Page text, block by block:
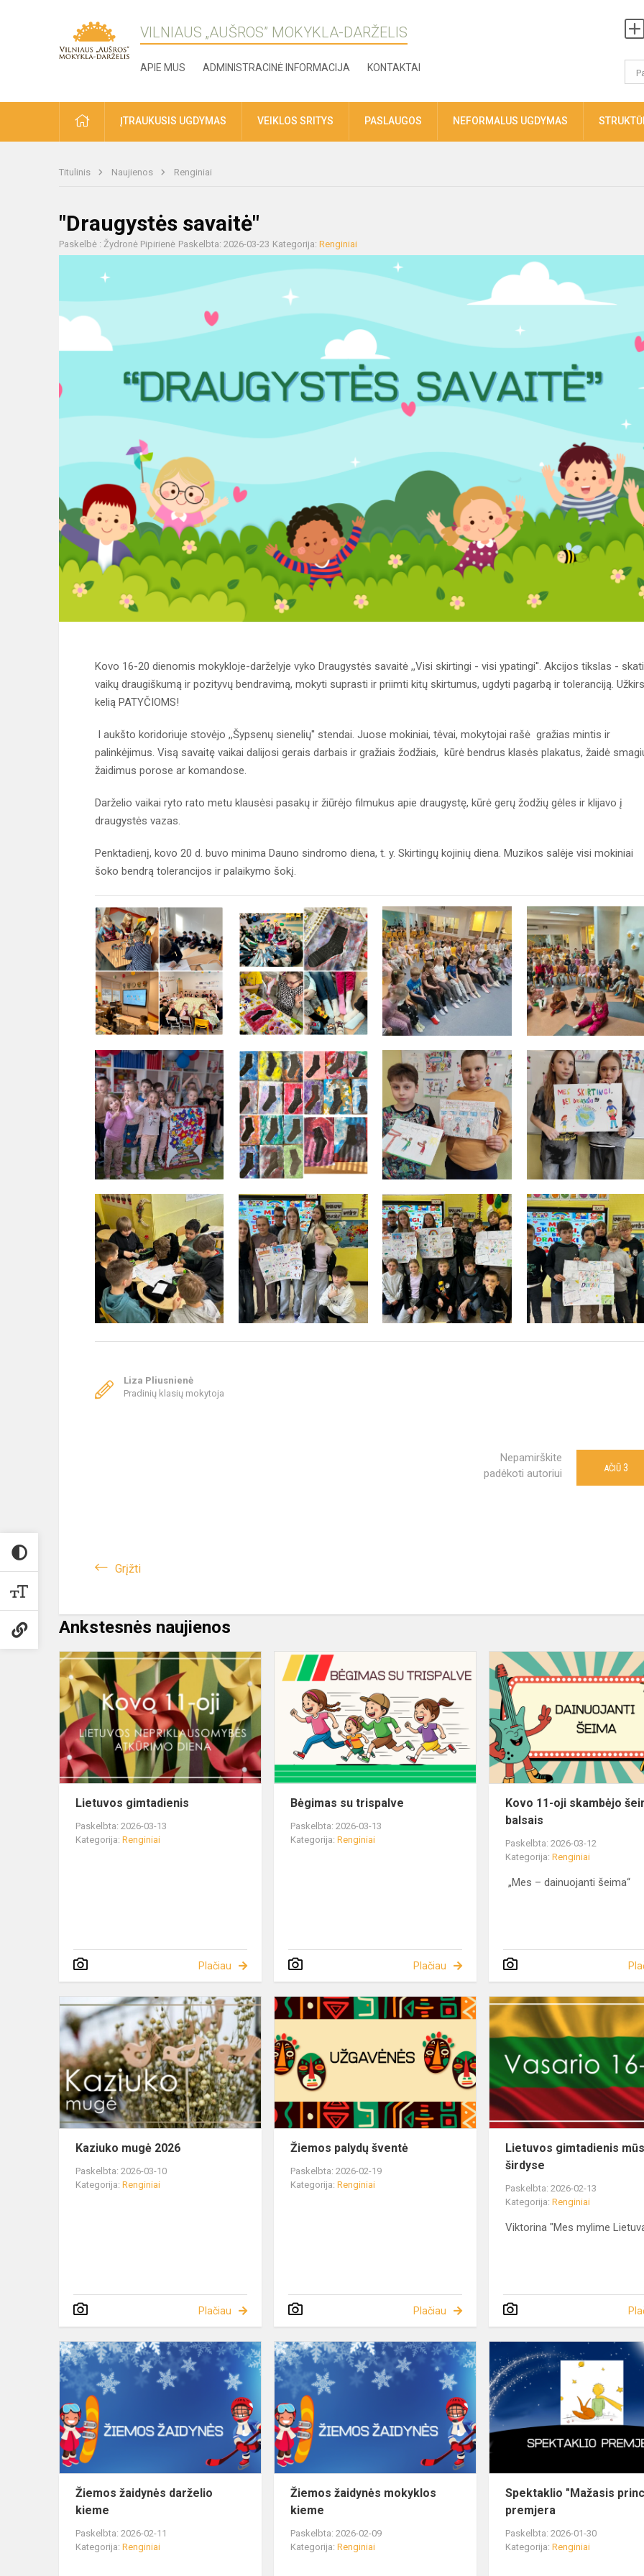
VILNIAUS „AUŠROS” MOKYKLA-DARŽELIS
APIE MUS ADMINISTRACINĖ INFORMACIJA KONTAKTAI
ĮTRAUKUSIS UGDYMAS VEIKLOS SRITYS PASLAUGOS NEFORMALUS UGDYMAS
Titulinis Naujienos Renginiai
"Draugystės savaitė"
Paskelbė : Žydronė Pipirienė Paskelbta: 2026-03-23 Kategorija: Renginiai
Kovo 16-20 dienomis mokykloje-darželyje vyko Draugystės savaitė ,,Visi skirtingi - visi ypatingi''. Akcijos tikslas -
vaikų draugiškumą ir pozityvų bendravimą, mokyti suprasti ir priimti kitų skirtumus, ugdyti pagarbą ir toleranciją.
kelią PATYČIOMS!
I aukšto koridoriuje stovėjo ,,Šypsenų sienelių'' stendai. Juose mokiniai, tėvai, mokytojai rašė gražias mintis ir
palinkėjimus. Visą savaitę vaikai dalijosi gerais darbais ir gražiais žodžiais, kūrė bendrus klasės plakatus, žaidė
žaidimus porose ar komandose.
Darželio vaikai ryto rato metu klausėsi pasakų ir žiūrėjo filmukus apie draugystę, kūrė gerų žodžių gėles ir klijavo į
draugystės vazas.
Penktadienį, kovo 20 d. buvo minima Dauno sindromo diena, t. y. Skirtingų kojinių diena. Muzikos salėje visi mokiniai
šoko bendrą tolerancijos ir palaikymo šokį.
Liza Pliusnienė
Pradinių klasių mokytoja
Nepamirškite
padėkoti autoriui
AČIŪ 3
Grįžti
Ankstesnės naujienos
Lietuvos gimtadienis
Paskelbta: 2026-03-13
Kategorija: Renginiai
Plačiau
Bėgimas su trispalve
Paskelbta: 2026-03-13
Kategorija:Renginiai
Plačiau
Kovo 11-oji skambėjo
balsais
Paskelbta: 2026-03-12
Kategorija:Renginiai
„Mes – dainuojanti šeima“
Kaziuko mugė 2026
Paskelbta: 2026-03-10
Kategorija: Renginiai
Plačiau
Žiemos palydų šventė
Paskelbta: 2026-02-19
Kategorija:Renginiai
Plačiau
Lietuvos gimtadienis
širdyse
Paskelbta: 2026-02-13
Kategorija:Renginiai
Viktorina "Mes mylime
Žiemos žaidynės darželio
kieme
Paskelbta: 2026-02-11
Kategorija: Renginiai
Žiemos žaidynės mokyklos
kieme
Paskelbta: 2026-02-09
Kategorija:Renginiai
Spektaklio "Mažasis
premjera
Paskelbta: 2026-01-30
Kategorija:Renginiai